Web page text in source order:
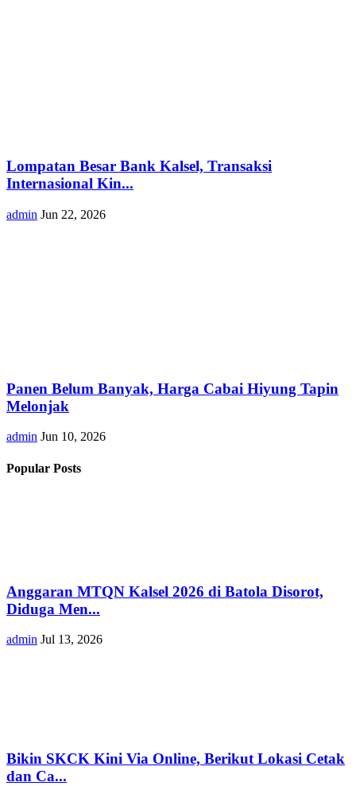
Lompatan Besar Bank Kalsel, Transaksi
Internasional Kin...
admin Jun 22, 2026
Panen Belum Banyak, Harga Cabai Hiyung Tapin
Melonjak
admin Jun 10, 2026
Popular Posts
Anggaran MTQN Kalsel 2026 di Batola Disorot,
Diduga Men...
admin Jul 13, 2026
Bikin SKCK Kini Via Online, Berikut Lokasi Cetak
dan Ca...